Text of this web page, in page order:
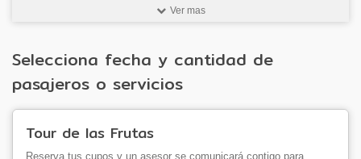
Niños de 0 a 2 años: $20.000 (solo incluye tarjeta de
Fechas de salida 2026:
Abril: 12-26
Mayo: 10-24
Julio: 05-19
Agosto: 02-23
Ver mas
Selecciona fecha y cantidad de
pasajeros o servicios
Tour de las Frutas
Reserva tus cupos y un asesor se comunicará contigo para